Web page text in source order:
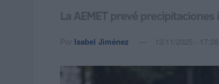
La AEMET prevé
Por Isabel Jiménez 13/11/2025 - 17:28